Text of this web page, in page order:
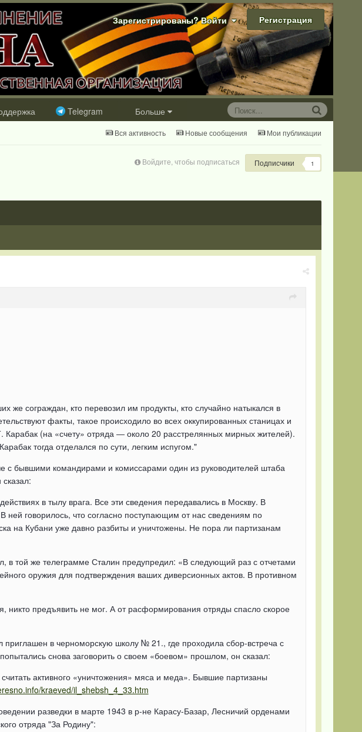
Зарегистрированы? Войти Регистрация
Telegram Больше
Вся активность Новые сообщения Мои публикации
Войдите, чтобы подписаться Подписчики 1
сограждан, кто перевозил им продукты, кто случайно натыкался в
факты, такое происходило во всех оккупированных станицах и
(на «счету» отряда ― около 20 расстрелянных мирных жителей).
тогда отделался по сути, легким испугом."
бывшими командирами и комиссарами один из руководителей штаба
в тылу врага. Все эти сведения передавались в Москву. В
говорилось, что согласно поступающим от нас сведениям по
на Кубани уже давно разбиты и уничтожены. Не пора ли партизанам
той же телеграмме Сталин предупредил: «В следующий раз с отчетами
оружия для подтверждения ваших диверсионных актов. В противном
предъявить не мог. А от расформирования отряды спасло скорое
в черноморскую школу № 21., где проходила сбор-встреча с
снова заговорить о своем «боевом» прошлом, он сказал:
активного «уничтожения» мяса и меда». Бывшие партизаны
kraeved/il_shebsh_4_33.htm
разведки в марте 1943 в р-не Карасу-Базар, Лесничий орденами
отряда "За Родину":